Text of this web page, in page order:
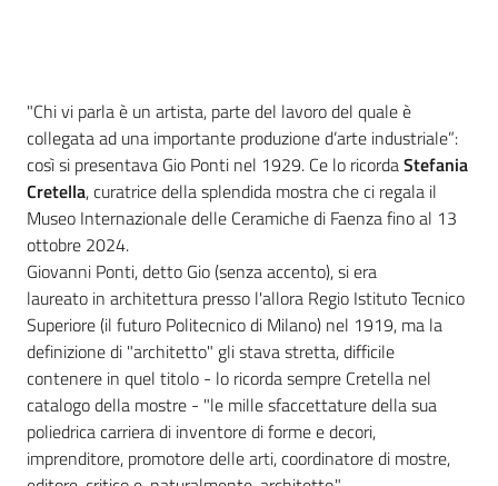
Giuseppe
Guglielmi
Seguici
su
Introduzione
"Chi vi parla è un artista, parte del lavoro del quale è
collegata ad una importante produzione d’arte industriale”:
così si presentava Gio Ponti nel 1929. Ce lo ricordaStefania
Cretella, curatrice della splendida mostra che ci regala il
Museo Internazionale delle Ceramiche di Faenza fino al 13
ottobre 2024.
Giovanni Ponti, detto Gio (senza accento), si era
laureato in architettura presso l'allora Regio Istituto Tecnico
Superiore (il futuro Politecnico di Milano) nel 1919, ma la
definizione di "architetto" gli stava stretta, difficile
contenere in quel titolo - lo ricorda sempre Cretella nel
catalogo della mostre - "le mille sfaccettature della sua
poliedrica carriera di inventore di forme e decori,
imprenditore, promotore delle arti, coordinatore di mostre,